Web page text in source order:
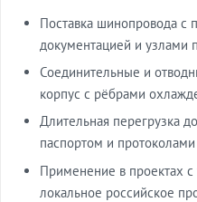
Поставка шинопровода с
документацией и узлами
Соединительные и
корпус с рёбрами
Длительная перегрузка
паспортом и
Применение в проектах
локальное российское